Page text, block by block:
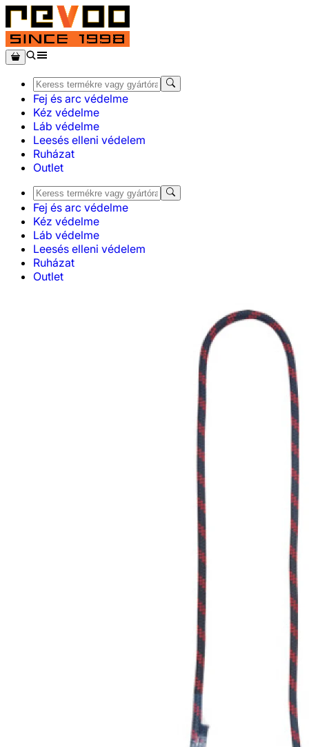
Fej és arc védelme
Kéz védelme
Láb védelme
Leesés elleni védelem
Ruházat
Outlet
Fej és arc védelme
Kéz védelme
Láb védelme
Leesés elleni védelem
Ruházat
Outlet